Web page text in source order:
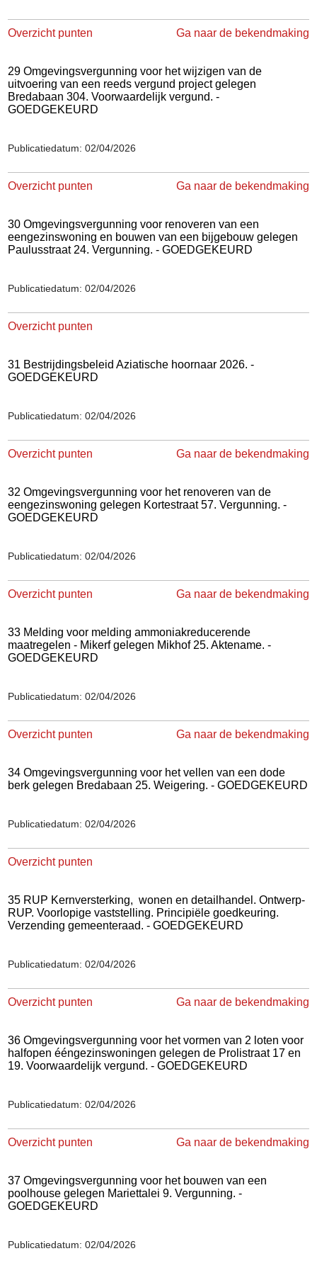
Overzicht punten Ga naar de bekendmaking
29 Omgevingsvergunning voor het wijzigen van de
uitvoering van een reeds vergund project gelegen
Bredabaan 304. Voorwaardelijk vergund. -
GOEDGEKEURD
Publicatiedatum: 02/04/2026
Overzicht punten Ga naar de bekendmaking
30 Omgevingsvergunning voor renoveren van een
eengezinswoning en bouwen van een bijgebouw gelegen
Paulusstraat 24. Vergunning. - GOEDGEKEURD
Publicatiedatum: 02/04/2026
Overzicht punten
31 Bestrijdingsbeleid Aziatische hoornaar 2026. -
GOEDGEKEURD
Publicatiedatum: 02/04/2026
Overzicht punten Ga naar de bekendmaking
32 Omgevingsvergunning voor het renoveren van de
eengezinswoning gelegen Kortestraat 57. Vergunning. -
GOEDGEKEURD
Publicatiedatum: 02/04/2026
Overzicht punten Ga naar de bekendmaking
33 Melding voor melding ammoniakreducerende
maatregelen - Mikerf gelegen Mikhof 25. Aktename. -
GOEDGEKEURD
Publicatiedatum: 02/04/2026
Overzicht punten Ga naar de bekendmaking
34 Omgevingsvergunning voor het vellen van een dode
berk gelegen Bredabaan 25. Weigering. - GOEDGEKEURD
Publicatiedatum: 02/04/2026
Overzicht punten
35 RUP Kernversterking, wonen en detailhandel. Ontwerp-
RUP. Voorlopige vaststelling. Principiële goedkeuring.
Verzending gemeenteraad. - GOEDGEKEURD
Publicatiedatum: 02/04/2026
Overzicht punten Ga naar de bekendmaking
36 Omgevingsvergunning voor het vormen van 2 loten voor
halfopen ééngezinswoningen gelegen de Prolistraat 17 en
19. Voorwaardelijk vergund. - GOEDGEKEURD
Publicatiedatum: 02/04/2026
Overzicht punten Ga naar de bekendmaking
37 Omgevingsvergunning voor het bouwen van een
poolhouse gelegen Mariettalei 9. Vergunning. -
GOEDGEKEURD
Publicatiedatum: 02/04/2026